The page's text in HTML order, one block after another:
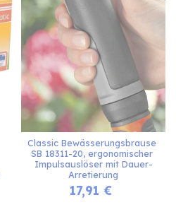
Classic Bewässerungsbrause
SB 18311-20, ergonomischer
Impulsauslöser mit Dauer-
Arretierung
17,91 €